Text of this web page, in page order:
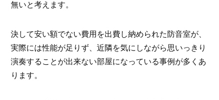
無いと考えます。
決して安い額でない費用を出費し納められた防音室が、
実際には性能が足りず、近隣を気にしながら思いっきり
演奏することが出来ない部屋になっている事例が多くあ
ります。